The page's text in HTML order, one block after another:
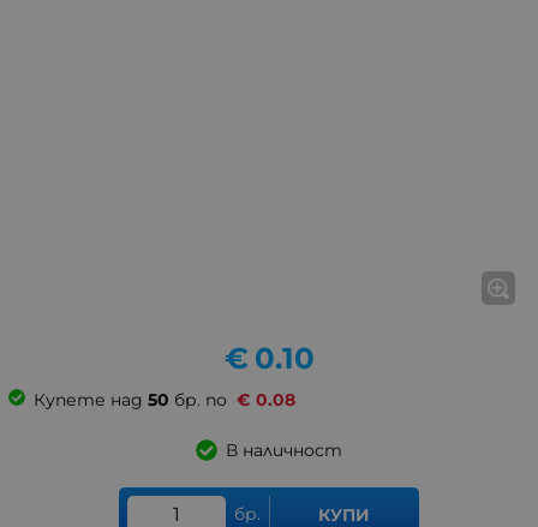
0.10
€
Купете над 50 бр. по 0.08
€
В наличност
бр. КУПИ